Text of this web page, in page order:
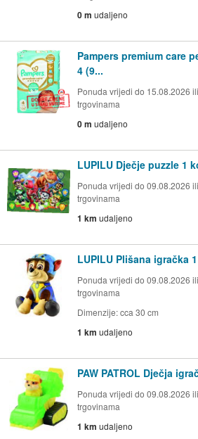
0 m udaljeno
Pampers premium care
4 (9...
Ponuda vrijedi do 15.08.2026
trgovinama
0 m udaljeno
LUPILU Dječje puzzle 1
Ponuda vrijedi do 09.08.2026
trgovinama
1 km udaljeno
LUPILU Plišana igračka
Ponuda vrijedi do 09.08.2026
trgovinama
Dimenzije: cca 30 cm
1 km udaljeno
PAW PATROL Dječja
Ponuda vrijedi do 09.08.2026
trgovinama
1 km udaljeno